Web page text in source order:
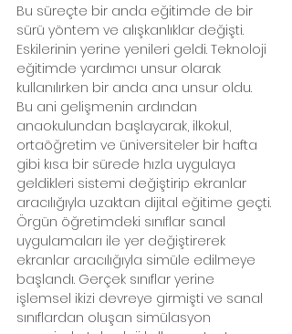
Bu süreçte bir anda eğitimde de bir
sürü yöntem ve alışkanlıklar değişti.
Eskilerinin yerine yenileri geldi. Teknoloji
eğitimde yardımcı unsur olarak
kullanılırken bir anda ana unsur oldu.
Bu ani gelişmenin ardından
anaokulundan başlayarak, ilkokul,
ortaöğretim ve üniversiteler bir hafta
gibi kısa bir sürede hızla uygulaya
geldikleri sistemi değiştirip ekranlar
aracılığıyla uzaktan dijital eğitime geçti.
Örgün öğretimdeki sınıflar sanal
uygulamaları ile yer değiştirerek
ekranlar aracılığıyla simüle edilmeye
başlandı. Gerçek sınıflar yerine
işlemsel ikizi devreye girmişti ve sanal
sınıflardan oluşan simülasyon